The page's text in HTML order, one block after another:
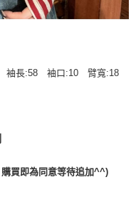
長:58 袖口:10 臂寬:18
買即為同意等待追加^^)